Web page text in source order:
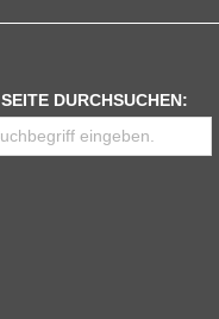
SEITE DURCHSUCHEN: